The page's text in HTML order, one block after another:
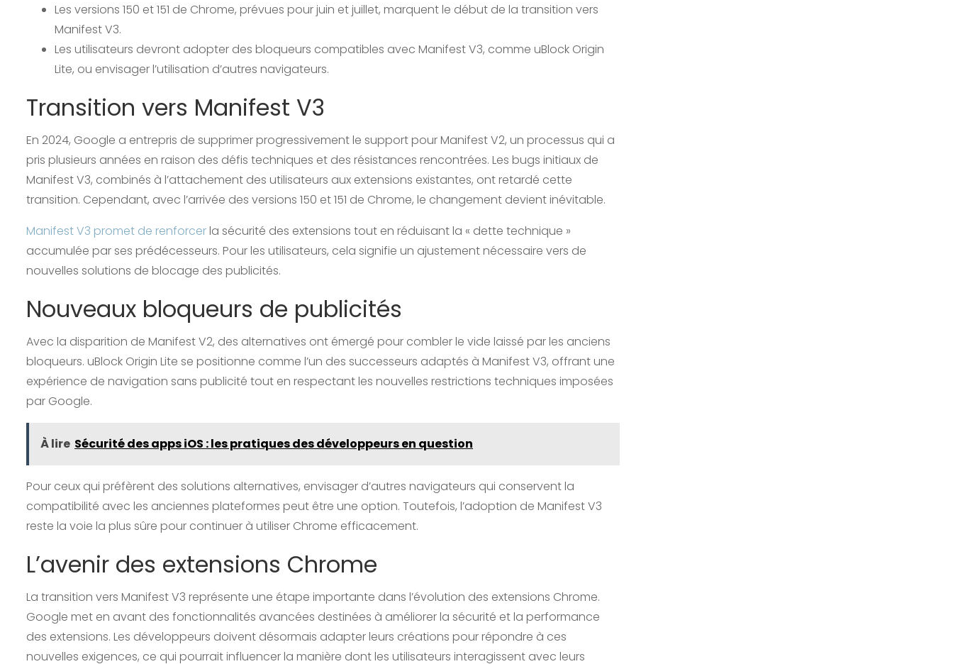
Les versions 150 et 151 de Chrome, prévues pour juin et juillet, marquent le début de la transition vers
Manifest V3.
Les utilisateurs devront adopter des bloqueurs compatibles avec Manifest V3, comme uBlock Origin
Lite, ou envisager l’utilisation d’autres navigateurs.
Transition vers Manifest V3
En 2024, Google a entrepris de supprimer progressivement le support pour Manifest V2, un processus qui a
pris plusieurs années en raison des défis techniques et des résistances rencontrées. Les bugs initiaux de
Manifest V3, combinés à l’attachement des utilisateurs aux extensions existantes, ont retardé cette
transition. Cependant, avec l’arrivée des versions 150 et 151 de Chrome, le changement devient inévitable.
Manifest V3 promet de renforcerla sécurité des extensions tout en réduisant la « dette technique »
accumulée par ses prédécesseurs. Pour les utilisateurs, cela signifie un ajustement nécessaire vers de
nouvelles solutions de blocage des publicités.
Nouveaux bloqueurs de publicités
Avec la disparition de Manifest V2, des alternatives ont émergé pour combler le vide laissé par les anciens
bloqueurs. uBlock Origin Lite se positionne comme l’un des successeurs adaptés à Manifest V3, offrant une
expérience de navigation sans publicité tout en respectant les nouvelles restrictions techniques imposées
par Google.
À lire Sécurité des apps iOS : les pratiques des développeurs en question
Pour ceux qui préfèrent des solutions alternatives, envisager d’autres navigateurs qui conservent la
compatibilité avec les anciennes plateformes peut être une option. Toutefois, l’adoption de Manifest V3
reste la voie la plus sûre pour continuer à utiliser Chrome efficacement.
L’avenir des extensions Chrome
La transition vers Manifest V3 représente une étape importante dans l’évolution des extensions Chrome.
Google met en avant des fonctionnalités avancées destinées à améliorer la sécurité et la performance
des extensions. Les développeurs doivent désormais adapter leurs créations pour répondre à ces
nouvelles exigences, ce qui pourrait influencer la manière dont les utilisateurs interagissent avec leurs